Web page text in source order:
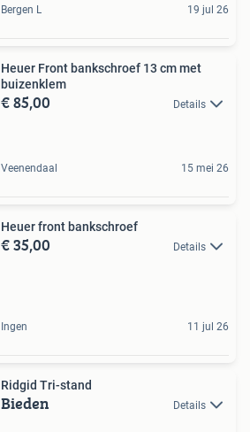
Bergen L 19 jul 26
Heuer Front bankschroef 13 cm met
buizenklem
€ 85,00 Details
Veenendaal 15 mei 26
Heuer front bankschroef
€ 35,00 Details
Ingen 11 jul 26
Ridgid Tri-stand
Bieden Details